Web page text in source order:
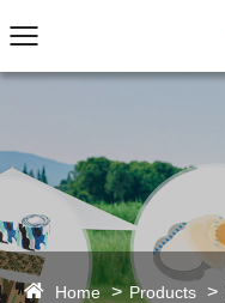
Home Products